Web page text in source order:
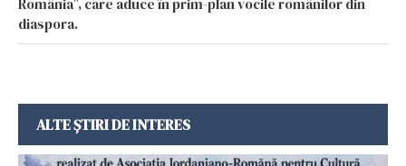
diaspora.
ALTE ȘTIRI DE INTERES